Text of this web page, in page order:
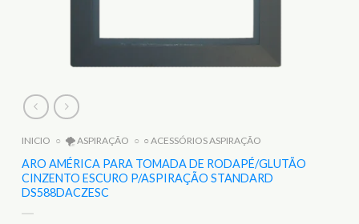
INICIO ○ 🌪️ ASPIRAÇÃO ○ ○ ACESSÓRIOS ASPIRAÇÃO
ARO AMÉRICA PARA TOMADA DE RODAPÉ/GLUTÃO
CINZENTO ESCURO P/ASPIRAÇÃO STANDARD
DS588DACZESC